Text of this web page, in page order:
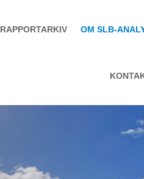
RAPPORTARKIV OM SLB-